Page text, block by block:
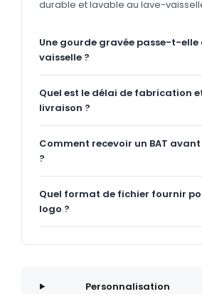
durable et lavable au lave-
Une gourde gravée passe-t-
vaisselle ?
Quel est le délai de fabrication
livraison ?
Comment recevoir un BAT
?
Quel format de fichier fournir
logo ?
Personnalisation